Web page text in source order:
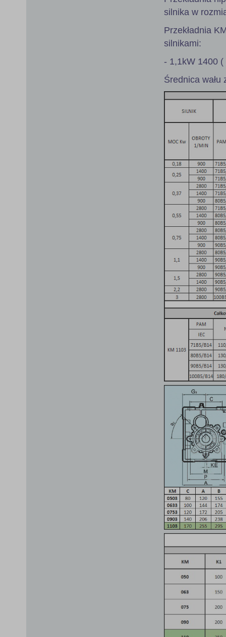
silnika w
Przekładnia
silnikami:
- 1,1kW 1400 (
Średnica wału